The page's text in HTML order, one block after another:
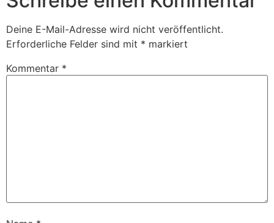
Deine E-Mail-Adresse wird nicht veröffentlicht.
Erforderliche Felder sind mit * markiert
Kommentar *